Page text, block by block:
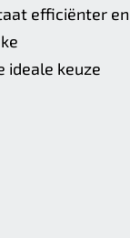
efficiënter en
ideale keuze